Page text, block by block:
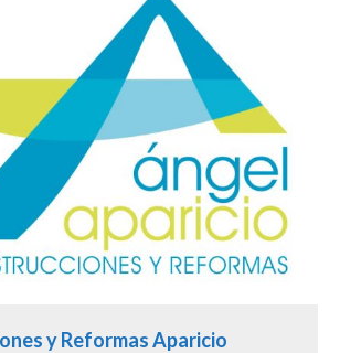
y Reformas Aparicio